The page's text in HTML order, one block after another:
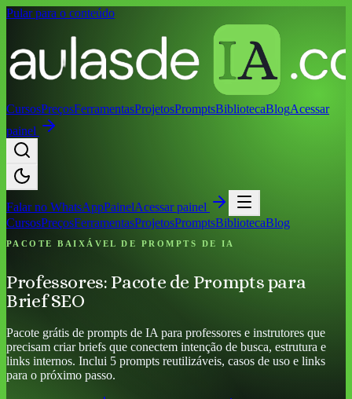
Pular para o conteúdo
CursosPreçosFerramentasProjetosPromptsBibliotecaBlogAcessar
painel
Falar no WhatsAppPainelAcessar painel
CursosPreçosFerramentasProjetosPromptsBibliotecaBlog
PACOTE BAIXÁVEL DE PROMPTS DE IA
Professores: Pacote de Prompts para
Brief SEO
Pacote grátis de prompts de IA para professores e instrutores que
precisam criar briefs que conectem intenção de busca, estrutura e
links internos. Inclui 5 prompts reutilizáveis, casos de uso e links
para o próximo passo.